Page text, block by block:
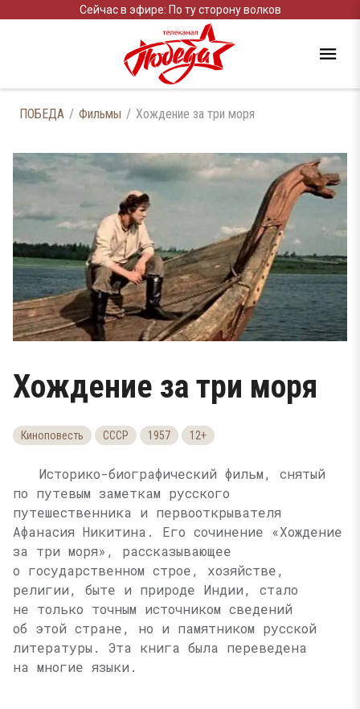
Сейчас в эфире: По ту сторону волков
ПОБЕДА Фильмы Хождение за три моря
Хождение за три моря
Киноповесть СССР 1957 12+
Историко-биографический фильм, снятый
по путевым заметкам русского
путешественника и первооткрывателя
Афанасия Никитина. Его сочинение «Хождение
за три моря», рассказывающее
о государственном строе, хозяйстве,
религии, быте и природе Индии, стало
не только точным источником сведений
об этой стране, но и памятником русской
литературы. Эта книга была переведена
на многие языки.